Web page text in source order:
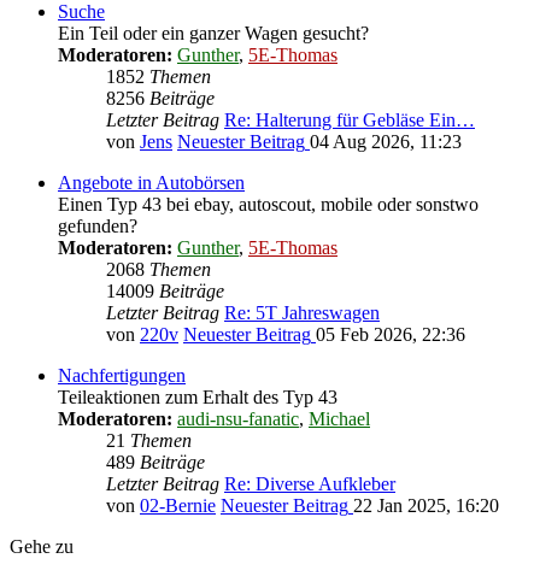
Suche
Ein Teil oder ein ganzer Wagen gesucht?
Moderatoren: Gunther, 5E-Thomas
1852 Themen
8256 Beiträge
Letzter Beitrag Re: Halterung für Gebläse Ein…
von Jens Neuester Beitrag 04 Aug 2026, 11:23
Angebote in Autobörsen
Einen Typ 43 bei ebay, autoscout, mobile oder sonstwo
gefunden?
Moderatoren: Gunther, 5E-Thomas
2068 Themen
14009 Beiträge
Letzter Beitrag Re: 5T Jahreswagen
von 220v Neuester Beitrag 05 Feb 2026, 22:36
Nachfertigungen
Teileaktionen zum Erhalt des Typ 43
Moderatoren: audi-nsu-fanatic, Michael
21 Themen
489 Beiträge
Letzter Beitrag Re: Diverse Aufkleber
von 02-Bernie Neuester Beitrag 22 Jan 2025, 16:20
Gehe zu